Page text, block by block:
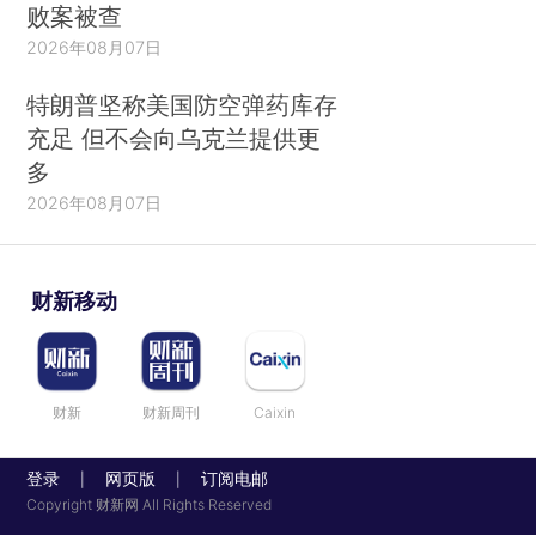
败案被查
2026年08月07日
特朗普坚称美国防空弹药库存
充足 但不会向乌克兰提供更
多
2026年08月07日
财新移动
财新 财新周刊 Caixin
登录 网页版 订阅电邮
Copyright 财新网 All Rights Reserved